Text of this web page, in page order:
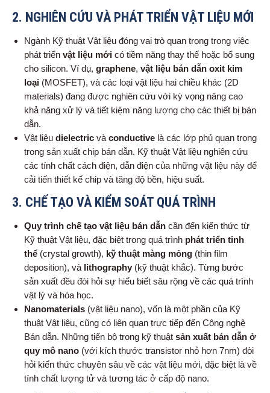
2. NGHIÊN CỨU VÀ PHÁT TRIỂN VẬT LIỆU MỚI
Ngành Kỹ thuật Vật liệu đóng vai trò quan trọng trong việc
phát triển vật liệu mới có tiềm năng thay thế hoặc bổ sung
cho silicon. Ví dụ, graphene, vật liệu bán dẫn oxit kim
loại (MOSFET), và các loại vật liệu hai chiều khác (2D
materials) đang được nghiên cứu với kỳ vọng nâng cao
khả năng xử lý và tiết kiệm năng lượng cho các thiết bị bán
dẫn.
Vật liệu dielectric và conductive là các lớp phủ quan trọng
trong sản xuất chip bán dẫn. Kỹ thuật Vật liệu nghiên cứu
các tính chất cách điện, dẫn điện của những vật liệu này để
cải tiến thiết kế chip và tăng độ bền, hiệu suất.
3. CHẾ TẠO VÀ KIỂM SOÁT QUÁ TRÌNH
Quy trình chế tạo vật liệu bán dẫn cần đến kiến thức từ
Kỹ thuật Vật liệu, đặc biệt trong quá trình phát triển tinh
thể (crystal growth), kỹ thuật màng mỏng (thin film
deposition), và lithography (kỹ thuật khắc). Từng bước
sản xuất đều đòi hỏi sự hiểu biết sâu rộng về các quá trình
vật lý và hóa học.
Nanomaterials (vật liệu nano), vốn là một phần của Kỹ
thuật Vật liệu, cũng có liên quan trực tiếp đến Công nghệ
Bán dẫn. Những tiến bộ trong kỹ thuật sản xuất bán dẫn ở
quy mô nano (với kích thước transistor nhỏ hơn 7nm) đòi
hỏi kiến thức chuyên sâu về các vật liệu mới, đặc biệt là về
tính chất lượng tử và tương tác ở cấp độ nano.